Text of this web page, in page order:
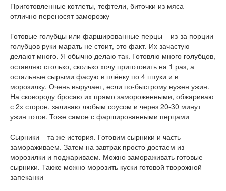
Приготовленные котлеты, тефтели, биточки из мяса –
отлично переносят заморозку
Готовые голубцы или фаршированные перцы – из-за порции
голубцов руки марать не стоит, это факт. Их зачастую
делают много. Я обычно делаю так. Готовлю много голубцов,
оставляю столько, сколько хочу приготовить на 1 раз, а
остальные сырыми фасую в плёнку по 4 штуки и в
морозилку. Очень выручает, если по-быстрому нужен ужин.
На сковороду бросаю их прямо замороженными, обжариваю
с 2х сторон, заливаю любым соусом и через 20-30 минут
ужин готов. Тоже самое с фаршированными перцами
Сырники – та же история. Готовим сырники и часть
замораживаем. Затем на завтрак просто достаем из
морозилки и поджариваем. Можно замораживать готовые
сырники. Также можно морозить куски готовой творожной
запеканки